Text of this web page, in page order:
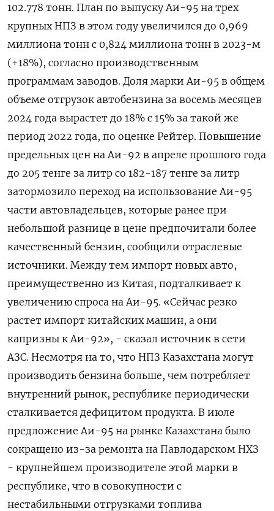
102.778 тонн. План по выпуску Аи-95 на трех
крупных НПЗ в этом году увеличился до 0,969
миллиона тонн с 0,824 миллиона тонн в 2023-м
(+18%), согласно производственным
программам заводов. Доля марки Аи-95 в общем
объеме отгрузок автобензина за восемь месяцев
2024 года вырастет до 18% с 15% за такой же
период 2022 года, по оценке Рейтер. Повышение
предельных цен на Аи-92 в апреле прошлого года
до 205 тенге за литр со 182-187 тенге за литр
затормозило переход на использование Аи-95
части автовладельцев, которые ранее при
небольшой разнице в цене предпочитали более
качественный бензин, сообщили отраслевые
источники. Между тем импорт новых авто,
преимущественно из Китая, подталкивает к
увеличению спроса на Аи-95. «Сейчас резко
растет импорт китайских машин, а они
капризны к Аи-92», - сказал источник в сети
АЗС. Несмотря на то, что НПЗ Казахстана могут
производить бензина больше, чем потребляет
внутренний рынок, республике периодически
сталкивается дефицитом продукта. В июле
предложение Аи-95 на рынке Казахстана было
сокращено из-за ремонта на Павлодарском НХЗ
- крупнейшем производителе этой марки в
республике, что в совокупности с
нестабильными отгрузками топлива